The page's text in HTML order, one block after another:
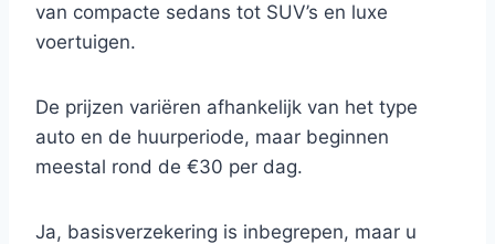
van compacte sedans tot SUV’s en luxe
voertuigen.
De prijzen variëren afhankelijk van het type
auto en de huurperiode, maar beginnen
meestal rond de €30 per dag.
Ja, basisverzekering is inbegrepen, maar u